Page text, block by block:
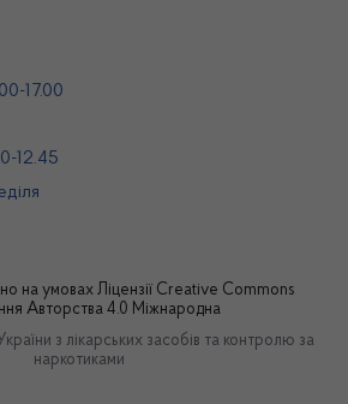
17.00
12.45
на умовах Ліцензії Creative Commons
Авторства 4.0 Міжнародна
з лікарських засобів та контролю за
наркотиками